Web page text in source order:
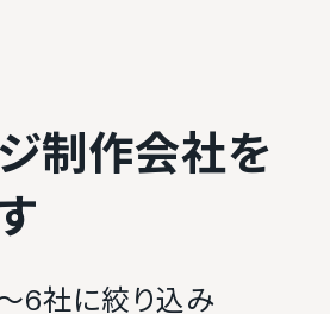
制作会社を
6社に絞り込み